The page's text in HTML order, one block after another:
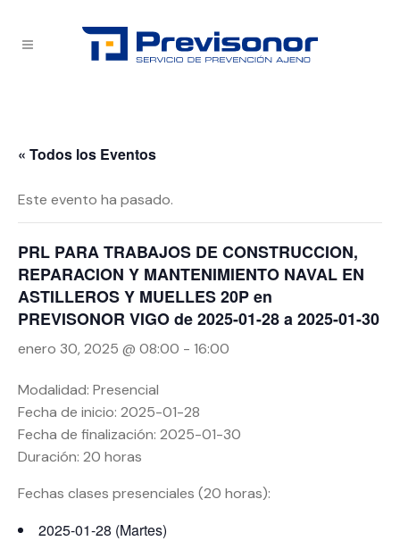
« Todos los Eventos
Este evento ha pasado.
PRL PARA TRABAJOS DE CONSTRUCCION,
REPARACION Y MANTENIMIENTO NAVAL EN
ASTILLEROS Y MUELLES 20P en
PREVISONOR VIGO de 2025-01-28 a 2025-01-30
enero 30, 2025 @ 08:00 - 16:00
Modalidad: Presencial
Fecha de inicio: 2025-01-28
Fecha de finalización: 2025-01-30
Duración: 20 horas
Fechas clases presenciales (20 horas):
2025-01-28 (Martes)